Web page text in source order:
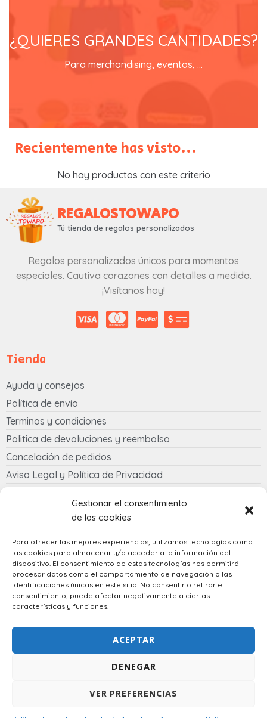
Gestionar el consentimiento
de las cookies
Para ofrecer las mejores experiencias, utilizamos tecnologías como
las cookies para almacenar y/o acceder a la información del
dispositivo. El consentimiento de estas tecnologías nos permitirá
procesar datos como el comportamiento de navegación o las
identificaciones únicas en este sitio. No consentir o retirar el
consentimiento, puede afectar negativamente a ciertas
características y funciones.
ACEPTAR
DENEGAR
VER PREFERENCIAS
¿QUIERES GRANDES CANTIDADES?
Para merchandising, eventos, ...
fácil
precios especiales
Recientemente has visto...
No hay productos con este criterio
REGALOSTOWAPO
Tú tienda de regalos personalizados
Regalos personalizados únicos para momentos
especiales. Cautiva corazones con detalles a medida.
¡Visítanos hoy!
Tienda
Ayuda y consejos
Política de envío
Terminos y condiciones
Politica de devoluciones y reembolso
Cancelación de pedidos
Aviso Legal y Política de Privacidad
633 058 342
regalostowapo@gmail.com
Spanish